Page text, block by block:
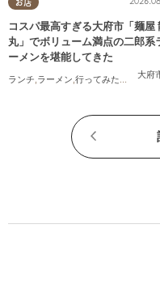
お店
大府
コスパ最高すぎる大府市「麺屋
丸」でボリューム満点の二郎系
ーメンを堪能してきた
ランチ ラーメン 行ってみたレポ ,おひ